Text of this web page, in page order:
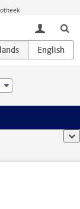
toggle